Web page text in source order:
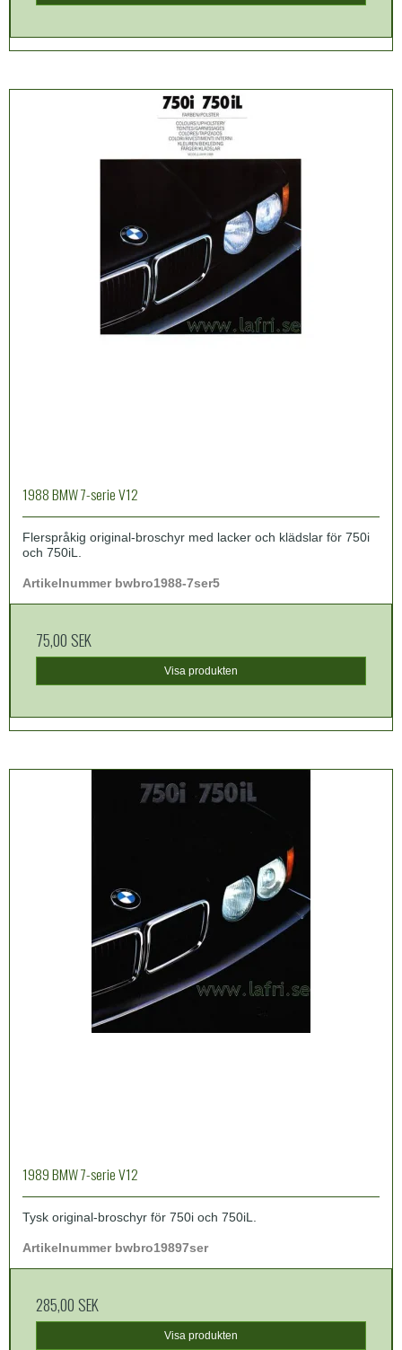
1988 BMW 7-serie V12
Flerspråkig original-broschyr med lacker och klädslar för 750i
och 750iL.
Artikelnummer bwbro1988-7ser5
75,00 SEK
Visa produkten
1989 BMW 7-serie V12
Tysk original-broschyr för 750i och 750iL.
Artikelnummer bwbro19897ser
285,00 SEK
Visa produkten